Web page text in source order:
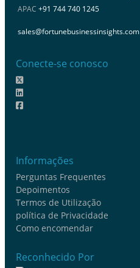
APAC +91 744 740 1245
sales@fortunebusinessinsights.com
Conecte-se conosco
Informações
Perguntas Frequentes
Depoimentos
Termos de Utilização
política de Privacidade
Como encomendar
Reconhecido Por